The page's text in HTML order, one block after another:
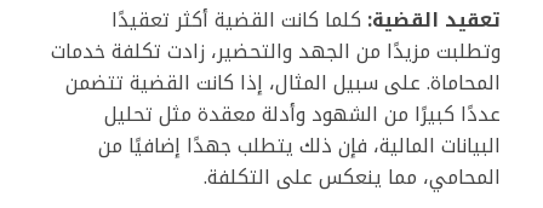
تعقيد القضية: كلما كانت القضية أكثر تعقيدًا
وتطلبت مزيدًا من الجهد والتحضير، زادت تكلفة خدمات
المحاماة. على سبيل المثال، إذا كانت القضية تتضمن
عددًا كبيرًا من الشهود وأدلة معقدة مثل تحليل
البيانات المالية، فإن ذلك يتطلب جهدًا إضافيًا من
المحامي، مما ينعكس على التكلفة.